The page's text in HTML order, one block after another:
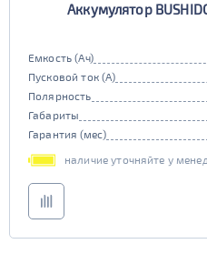
Аккумулятор
Емкость (Ач)
Пусковой ток (А)
Полярность
Габариты
Гарантия (мес)
наличие уточняйте у